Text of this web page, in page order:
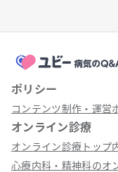
ポリシー
コンテンツ制作・運営
オンライン診療
オンライン診療トップ
心療内科・精神科のオ